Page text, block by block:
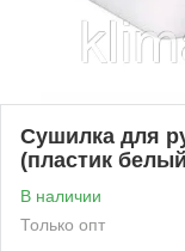
Cушилка для
(пластик
В наличии
Только опт